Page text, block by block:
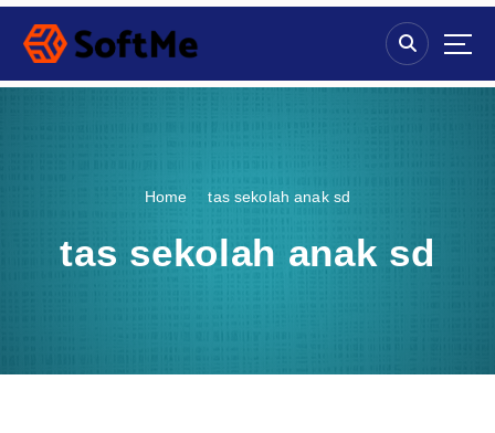
S
p
Home tas sekolah anak sd
tas sekolah anak sd